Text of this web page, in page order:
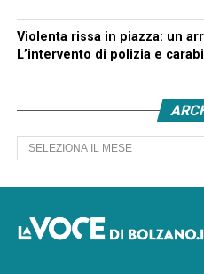
Violenta rissa in piazza: un
L’intervento di polizia e
Archivi